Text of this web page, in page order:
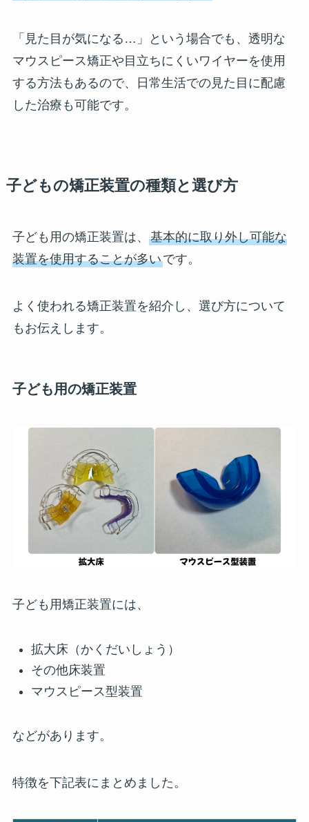
「見た目が気になる…」という場合でも、透明な
マウスピース矯正や目立ちにくいワイヤーを使用
する方法もあるので、日常生活での見た目に配慮
した治療も可能です。
子どもの矯正装置の種類と選び方
子ども用の矯正装置は、 基本的に取り外し可能な
装置を使用することが多いです。
よく使われる矯正装置を紹介し、選び方について
もお伝えします。
子ども用の矯正装置
子ども用矯正装置には、
拡大床（かくだいしょう）
その他床装置
マウスピース型装置
などがあります。
特徴を下記表にまとめました。